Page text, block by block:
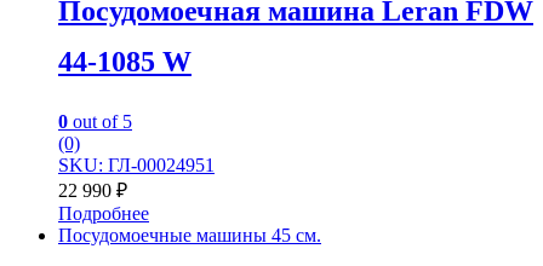
Посудомоечная машина Leran FDW
44-1085 W
0 out of 5
(0)
SKU: ГЛ-00024951
22 990 ₽
Подробнее
Посудомоечные машины 45 см.